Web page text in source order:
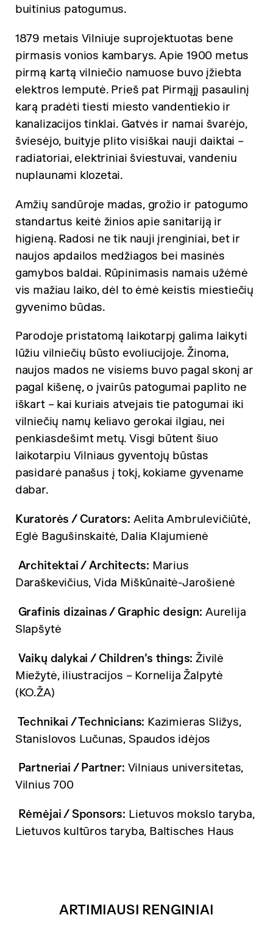
buitinius patogumus.
1879 metais Vilniuje suprojektuotas bene
pirmasis vonios kambarys. Apie 1900 metus
pirmą kartą vilniečio namuose buvo įžiebta
elektros lemputė. Prieš pat Pirmąjį pasaulinį
karą pradėti tiesti miesto vandentiekio ir
kanalizacijos tinklai. Gatvės ir namai švarėjo,
šviesėjo, buityje plito visiškai nauji daiktai –
radiatoriai, elektriniai šviestuvai, vandeniu
nuplaunami klozetai.
Amžių sandūroje madas, grožio ir patogumo
standartus keitė žinios apie sanitariją ir
higieną. Radosi ne tik nauji įrenginiai, bet ir
naujos apdailos medžiagos bei masinės
gamybos baldai. Rūpinimasis namais užėmė
vis mažiau laiko, dėl to ėmė keistis miestiečių
gyvenimo būdas.
Parodoje pristatomą laikotarpį galima laikyti
lūžiu vilniečių būsto evoliucijoje. Žinoma,
naujos mados ne visiems buvo pagal skonį ar
pagal kišenę, o įvairūs patogumai paplito ne
iškart – kai kuriais atvejais tie patogumai iki
vilniečių namų keliavo gerokai ilgiau, nei
penkiasdešimt metų. Visgi būtent šiuo
laikotarpiu Vilniaus gyventojų būstas
pasidarė panašus į tokį, kokiame gyvename
dabar.
Kuratorės / Curators: Aelita Ambrulevičiūtė,
Eglė Bagušinskaitė, Dalia Klajumienė
Architektai / Architects: Marius
Daraškevičius, Vida Miškūnaitė-Jarošienė
Grafinis dizainas / Graphic design: Aurelija
Slapšytė
Vaikų dalykai / Children’s things: Živilė
Miežytė, iliustracijos – Kornelija Žalpytė
(KO.ŽA)
Technikai / Technicians: Kazimieras Sližys,
Stanislovos Lučunas, Spaudos idėjos
Partneriai / Partner: Vilniaus universitetas,
Vilnius 700
Rėmėjai / Sponsors: Lietuvos mokslo taryba,
Lietuvos kultūros taryba, Baltisches Haus
ARTIMIAUSI RENGINIAI